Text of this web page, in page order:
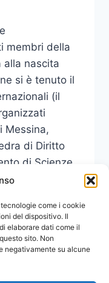
come i cookie
del dispositivo. Il
elaborare dati come il
sito. Non
negativamente su alcune
membri della
alla nascita
si è tenuto il
(il
Messina,
di Diritto
di Scienze